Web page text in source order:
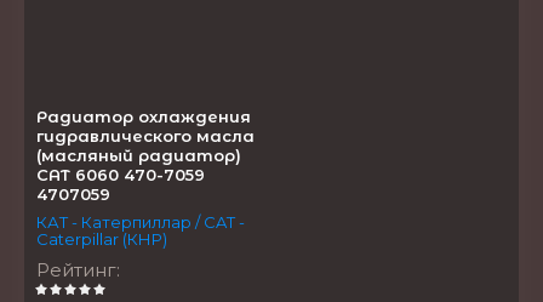
Радиатор охлаждения
гидравлического масла
(масляный радиатор)
CAT 6060 470-7059
4707059
КАТ - Катерпиллар / CAT -
Caterpillar (КНР)
Рейтинг: